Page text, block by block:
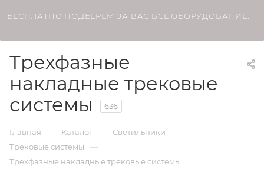
БЕСПЛАТНО ПОДБЕРЕМ ЗА ВАС ВСЁ ОБОРУДОВАНИЕ.
Трехфазные
накладные трековые
системы
636
Главная — Каталог — Светильники —
Трековые системы —
Трехфазные накладные трековые системы